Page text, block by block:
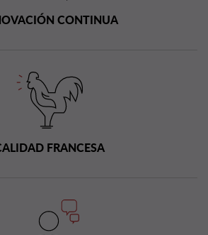
CONTINUA
FRANCESA